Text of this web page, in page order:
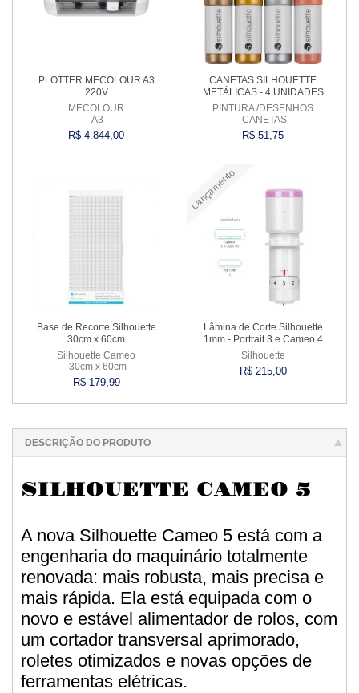
PLOTTER MECOLOUR A3
220V
MECOLOUR
A3
R$ 4.844,00
CANETAS SILHOUETTE
METÁLICAS - 4 UNIDADES
PINTURA /DESENHOS
CANETAS
R$ 51,75
Base de Recorte Silhouette
30cm x 60cm
Silhouette Cameo
30cm x 60cm
R$ 179,99
Lançamento
Lâmina de Corte Silhouette
1mm - Portrait 3 e Cameo 4
Silhouette
R$ 215,00
DESCRIÇÃO DO PRODUTO
SILHOUETTE CAMEO 5
A nova Silhouette Cameo 5 está com a
engenharia do maquinário totalmente
renovada: mais robusta, mais precisa e
mais rápida. Ela está equipada com o
novo e estável alimentador de rolos, com
um cortador transversal aprimorado,
roletes otimizados e novas opções de
ferramentas elétricas.